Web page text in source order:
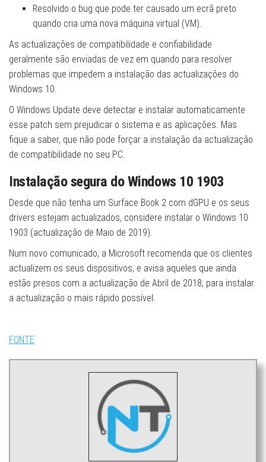
Resolvido o bug que pode ter causado um ecrã preto
quando cria uma nova máquina virtual (VM).
As actualizações de compatibilidade e confiabilidade
geralmente são enviadas de vez em quando para resolver
problemas que impedem a instalação das actualizações do
Windows 10.
O Windows Update deve detectar e instalar automaticamente
esse patch sem prejudicar o sistema e as aplicações. Mas
fique a saber, que não pode forçar a instalação da actualização
de compatibilidade no seu PC.
Instalação segura do Windows 10 1903
Desde que não tenha um Surface Book 2 com dGPU e os seus
drivers estejam actualizados, considere instalar o Windows 10
1903 (actualização de Maio de 2019).
Num novo comunicado, a Microsoft recomenda que os clientes
actualizem os seus dispositivos, e avisa aqueles que ainda
estão presos com a actualização de Abril de 2018, para instalar
a actualização o mais rápido possível.
FONTE